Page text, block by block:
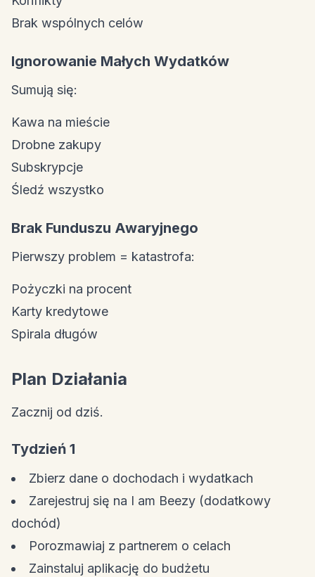
Brak wspólnych celów
Ignorowanie Małych Wydatków
Sumują się:
Kawa na mieście
Drobne zakupy
Subskrypcje
Śledź wszystko
Brak Funduszu Awaryjnego
Pierwszy problem = katastrofa:
Pożyczki na procent
Karty kredytowe
Spirala długów
Plan Działania
Zacznij od dziś.
Tydzień 1
Zbierz dane o dochodach i wydatkach
Zarejestruj się na I am Beezy (dodatkowy
dochód)
Porozmawiaj z partnerem o celach
Zainstaluj aplikację do budżetu